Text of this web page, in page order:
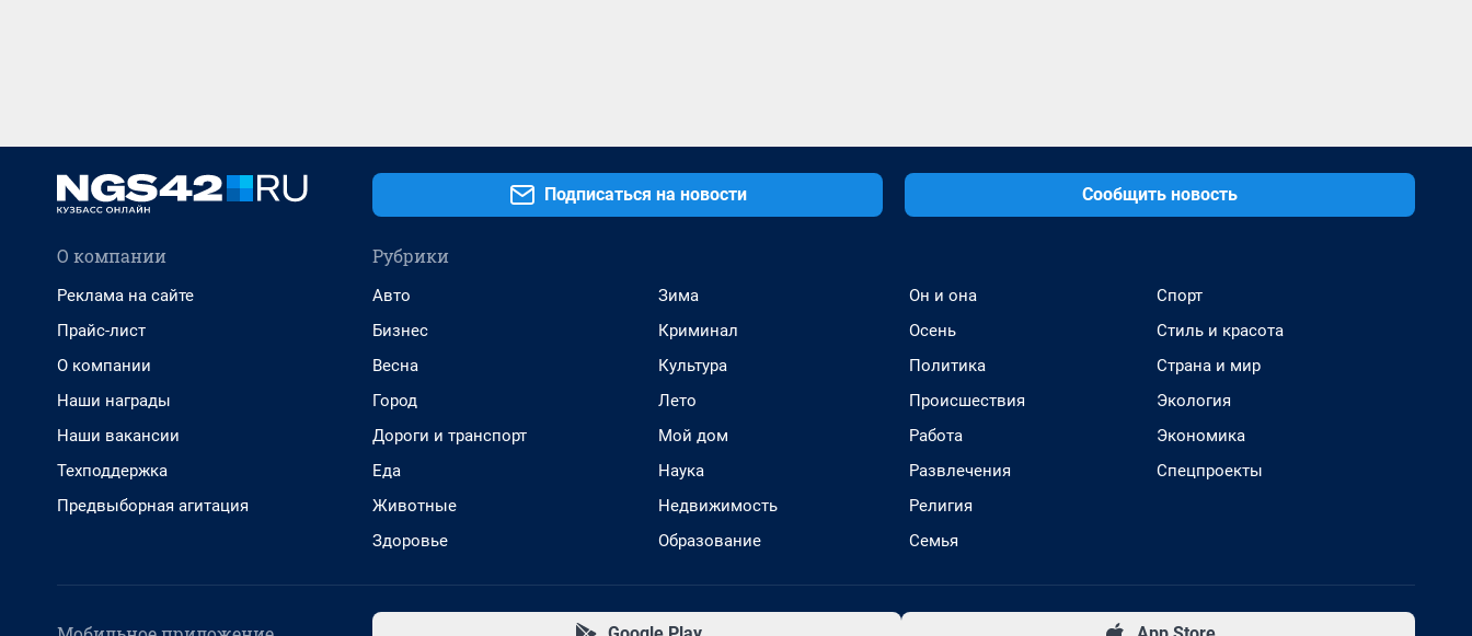
Подписаться на новости Сообщить новость
О компании
Реклама на сайте
Прайс-лист
О компании
Наши награды
Наши вакансии
Техподдержка
Предвыборная агитация
Рубрики
Авто
Бизнес
Весна
Город
Дороги и транспорт
Еда
Животные
Здоровье
Зима
Криминал
Культура
Лето
Мой дом
Наука
Недвижимость
Образование
Он и она
Осень
Политика
Происшествия
Работа
Развлечения
Религия
Семья
Спорт
Стиль и красота
Страна и мир
Экология
Экономика
Спецпроекты